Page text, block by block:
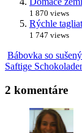
1 870 views
Rýchle
1 747 views
Bábovka so
Saftige
2 komentáre